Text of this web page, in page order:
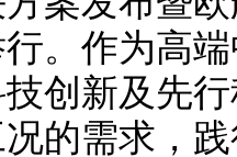
。作为高
创新及先
的需求，